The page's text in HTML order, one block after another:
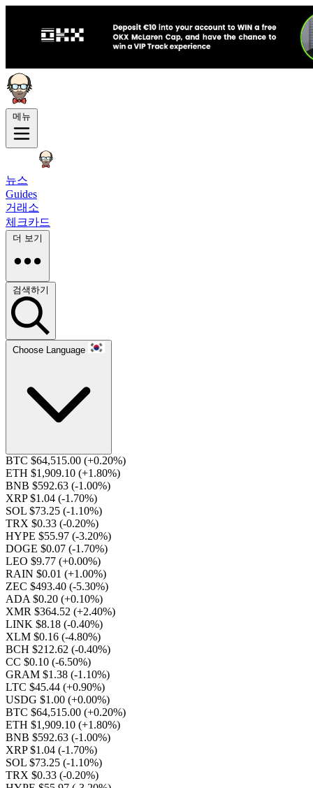
메뉴
뉴스
Guides
거래소
체크카드
더 보기
검색하기
Choose Language
BTC $64,515.00 (+0.20%)
ETH $1,909.10 (+1.80%)
BNB $592.63 (-1.00%)
XRP $1.04 (-1.70%)
SOL $73.25 (-1.10%)
TRX $0.33 (-0.20%)
HYPE $55.97 (-3.20%)
DOGE $0.07 (-1.70%)
LEO $9.77 (+0.00%)
RAIN $0.01 (+1.00%)
ZEC $493.40 (-5.30%)
ADA $0.20 (+0.10%)
XMR $364.52 (+2.40%)
LINK $8.18 (-0.40%)
XLM $0.16 (-4.80%)
BCH $212.62 (-0.40%)
CC $0.10 (-6.50%)
GRAM $1.38 (-1.10%)
LTC $45.44 (+0.90%)
USDG $1.00 (+0.00%)
BTC $64,515.00 (+0.20%)
ETH $1,909.10 (+1.80%)
BNB $592.63 (-1.00%)
XRP $1.04 (-1.70%)
SOL $73.25 (-1.10%)
TRX $0.33 (-0.20%)